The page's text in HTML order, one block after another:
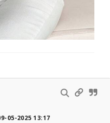
05-2025 13:17